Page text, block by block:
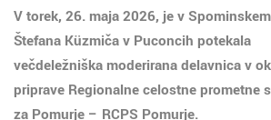
V torek, 26. maja 2026, je v
Štefana Küzmiča v Puconcih potekala
večdeležniška moderirana delavnica v
priprave Regionalne celostne prometne
za Pomurje – RCPS Pomurje.